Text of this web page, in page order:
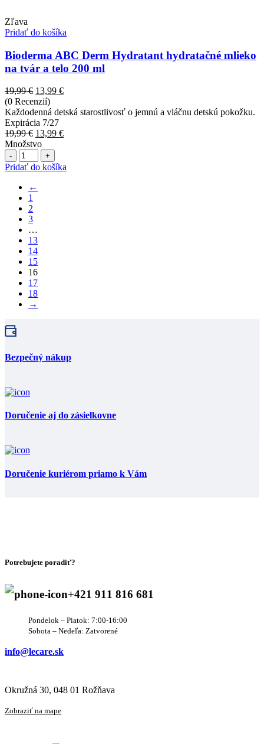
Zľava
Pridať do košíka
Bioderma ABC Derm Hydratant hydratačné mlieko
na tvár a telo 200 ml
19,99€ Pôvodná
cena
bola:
19,99 €.
13,99 €Aktuálna
je:
(0 Recenzií)
Každodenná detská starostlivosť o jemnú a vláčnu detskú pokožku.
Expirácia 7/27
19,99€ Pôvodná
cena
bola:
19,99 €.
13,99 €Aktuálna
13,99 €.
Množstvo
Počet
Pridať do košíka
←
1
2
3
…
13
14
15
16
17
18
→
Bezpečný nákup
Doručenie aj do zásielkovne
Doručenie kuriérom priamo k Vám
Potrebujete poradiť?
+421 911 816 681
Pondelok – Piatok: 7:00-16:00
Sobota – Nedeľa: Zatvorené
info@lecare.sk
Okružná 30, 048 01 Rožňava
Zobraziť na mape